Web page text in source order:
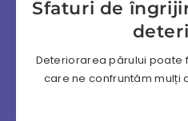
Sfaturi de
Deteriorarea părului poate
care ne confruntăm mulți